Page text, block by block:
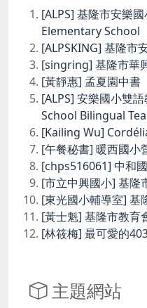
[ALPS] 基隆市安樂
Elementary School
[ALPSKING] 基隆市
[singring] 基隆市華
[黃靜惠] 孟夏園中書
[ALPS] 安樂國小雙
School Bilingual
[Kailing Wu]
[午餐秘書] 暖西國小
[chps516061] 中和
[市立中興國小] 基隆
[東光國小輔導室] 基
[黃士魁] 基隆市教育
[林筱梅] 最可愛的
主題網站